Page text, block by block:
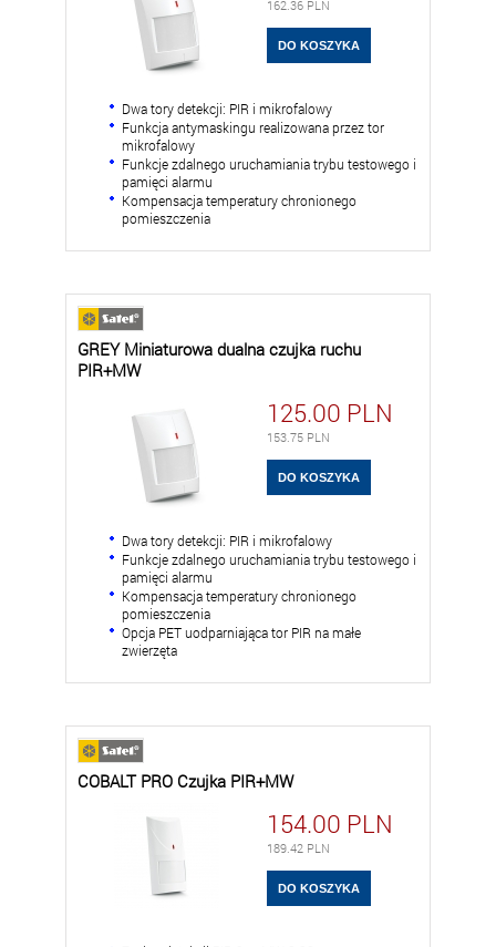
162.36 PLN
Dwa tory detekcji: PIR i mikrofalowy
Funkcja antymaskingu realizowana przez tor
mikrofalowy
Funkcje zdalnego uruchamiania trybu testowego i
pamięci alarmu
Kompensacja temperatury chronionego
pomieszczenia
GREY Miniaturowa dualna czujka ruchu
PIR+MW
125.00 PLN
153.75 PLN
Dwa tory detekcji: PIR i mikrofalowy
Funkcje zdalnego uruchamiania trybu testowego i
pamięci alarmu
Kompensacja temperatury chronionego
pomieszczenia
Opcja PET uodparniająca tor PIR na małe
zwierzęta
COBALT PRO Czujka PIR+MW
154.00 PLN
189.42 PLN